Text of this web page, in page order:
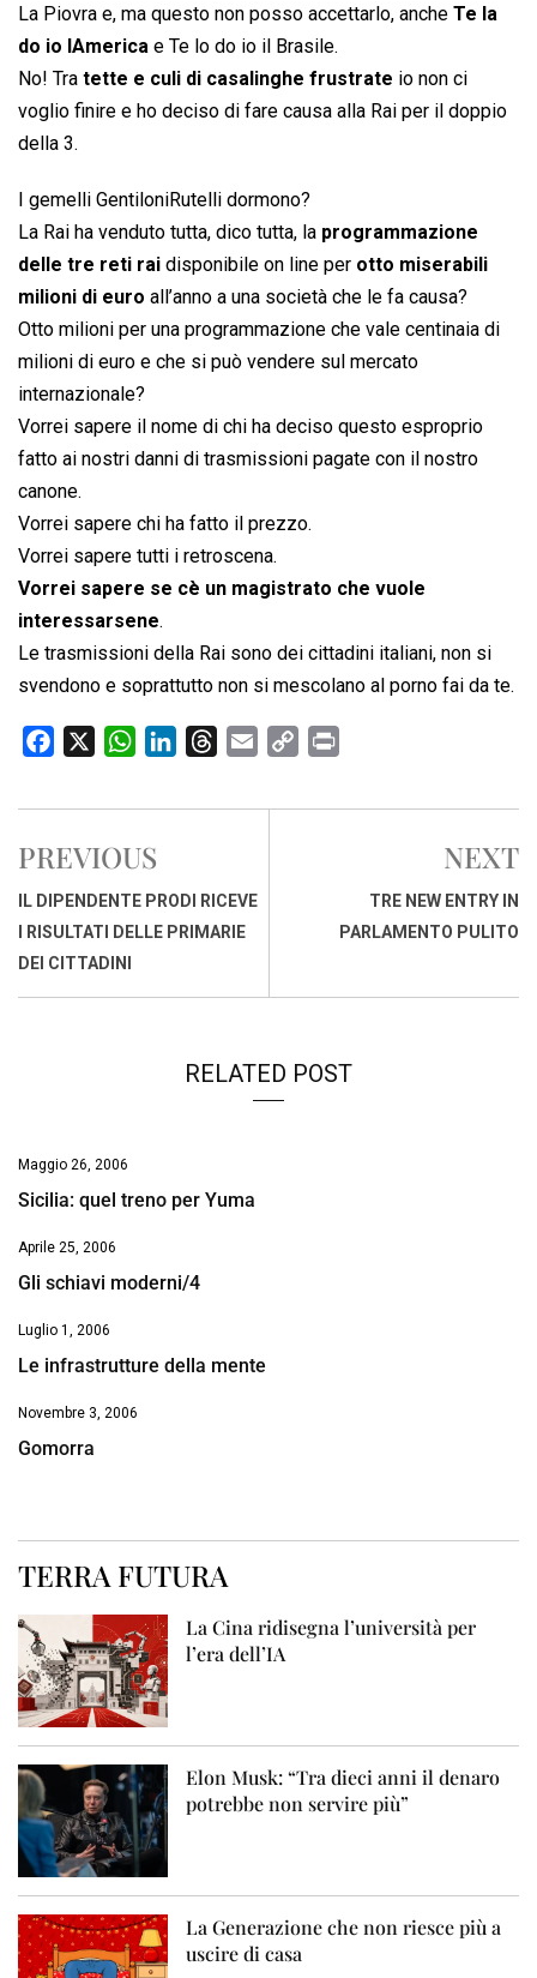
La Piovra e, ma questo non posso accettarlo, anche  Te la
do io lAmerica  e Te lo do io il Brasile.
No! Tra tette e culi di casalinghe frustrate io non ci
voglio finire e ho deciso di fare causa alla Rai per il doppio
della 3.
I gemelli GentiloniRutelli dormono?
La Rai ha venduto tutta, dico tutta, la programmazione
delle tre reti rai disponibile on line per otto miserabili
milioni di euro all’anno a una società che le fa causa?
Otto milioni per una programmazione che vale centinaia di
milioni di euro e che si può vendere sul mercato
internazionale?
Vorrei sapere il nome di chi ha deciso questo esproprio
fatto ai nostri danni di trasmissioni pagate con il nostro
canone.
Vorrei sapere chi ha fatto il prezzo.
Vorrei sapere tutti i retroscena.
Vorrei sapere se cè un magistrato che vuole
interessarsene.
Le trasmissioni della Rai sono dei cittadini italiani, non si
svendono e soprattutto non si mescolano al porno fai da te.
c
b
o
o
k
W
a
s
A
p
n
d
I
r
d
s
a
p
i
PREVIOUS
IL DIPENDENTE PRODI RICEVE
I RISULTATI DELLE PRIMARIE
DEI CITTADINI
NEXT
TRE NEW ENTRY IN
PARLAMENTO PULITO
RELATED POST
Maggio 26, 2006
Sicilia: quel treno per Yuma
Aprile 25, 2006
Gli schiavi moderni/4
Luglio 1, 2006
Le infrastrutture della mente
Novembre 3, 2006
Gomorra
TERRA FUTURA
La Cina ridisegna l’università per
l’era dell’IA
Elon Musk: “Tra dieci anni il denaro
potrebbe non servire più”
La Generazione che non riesce più a
uscire di casa